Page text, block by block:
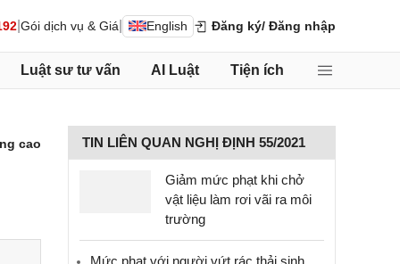
Gói dịch vụ & Giá English Đăng ký/ Đăng nhập
Luật sư tư vấn AI Luật Tiện ích
cao TIN LIÊN QUAN NGHỊ ĐỊNH 55/2021
Giảm mức phạt khi chở
vật liệu làm rơi vãi ra môi
trường
Mức phạt với người vứt rác thải sinh